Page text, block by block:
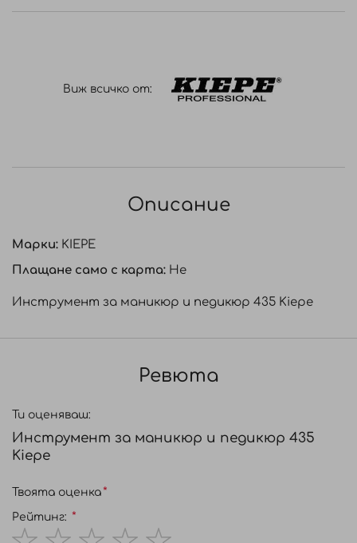
Виж всичко от:
Описание
Марки: KIEPE
Плащане само с карта: Не
Инструмент за маникюр и педикюр 435 Kiepe
Ревюта
Ти оценяваш:
Инструмент за маникюр и педикюр 435
Kiepe
Твоята оценка
Рейтинг: